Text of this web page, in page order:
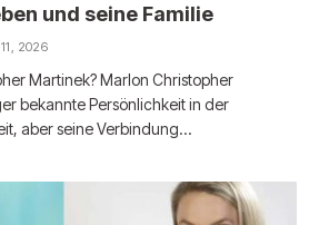
und seine Familie
2026
Martinek? Marlon Christopher
bekannte Persönlichkeit in der
aber seine Verbindung…